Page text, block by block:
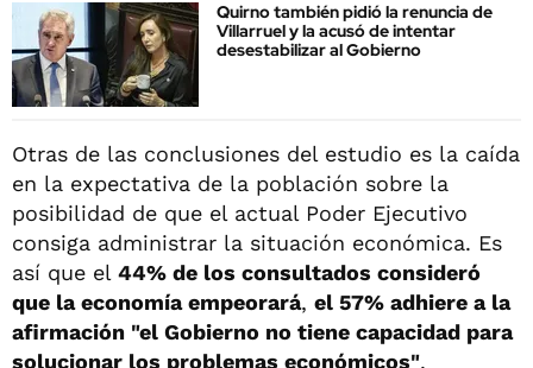
Quirno también pidió la renuncia de
Villarruel y la acusó de intentar
desestabilizar al Gobierno
Otras de las conclusiones del estudio es la caída
en la expectativa de la población sobre la
posibilidad de que el actual Poder Ejecutivo
consiga administrar la situación económica. Es
así que el 44% de los consultados consideró
que la economía empeorará, el 57% adhiere a la
afirmación "el Gobierno no tiene capacidad para
solucionar los problemas económicos",